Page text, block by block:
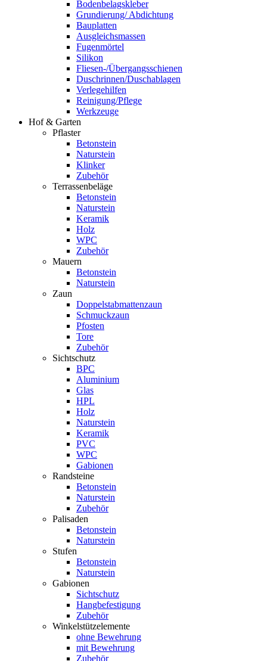
Bodenbelagskleber
Grundierung/ Abdichtung
Bauplatten
Ausgleichsmassen
Fugenmörtel
Silikon
Fliesen-/Übergangsschienen
Duschrinnen/Duschablagen
Verlegehilfen
Reinigung/Pflege
Werkzeuge
Hof & Garten
Pflaster
Betonstein
Naturstein
Klinker
Zubehör
Terrassenbeläge
Betonstein
Naturstein
Keramik
Holz
WPC
Zubehör
Mauern
Betonstein
Naturstein
Zaun
Doppelstabmattenzaun
Schmuckzaun
Pfosten
Tore
Zubehör
Sichtschutz
BPC
Aluminium
Glas
HPL
Holz
Naturstein
Keramik
PVC
WPC
Gabionen
Randsteine
Betonstein
Naturstein
Zubehör
Palisaden
Betonstein
Naturstein
Stufen
Betonstein
Naturstein
Gabionen
Sichtschutz
Hangbefestigung
Zubehör
Winkelstützelemente
ohne Bewehrung
mit Bewehrung
Zubehör